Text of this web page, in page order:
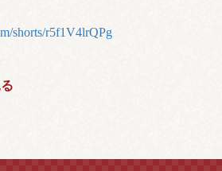
shorts/r5f1V4lrQPg